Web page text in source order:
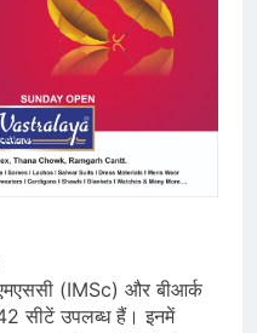
(IMSc) और बीआर्क
सीटें उपलब्ध हैं। इनमें